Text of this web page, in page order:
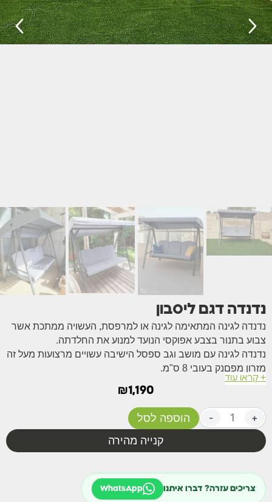
נדנדה דגם ליסבון
נדנדה לגינה המתאימה לגינה או למרפסת, העשויה ממתכת אשר
צבוע בתנור בצבע אפוקסי הנועד למנוע את החלדתה.
נדנדה לגינה עם מושב וגב ספסל הישיבה עשויים מרצועות מעל זה
מזרון מפםנק בעובי 8 ס"מ.
הנדנדה מגיעה עם גגון הצללה אותו ניתן לכוון כתלות בזווית השמש
על מנת להעניק הגנה בכל שעות היום.
נדנדה לגינה מגיעה בצבע: מסגרת צבע אפור כהה עם כריות
בצבע בג או אפור בהיר.
מידות
גובה: 183 ס"מ.
עומק: 120 ס"מ
+ קראו עוד
₪1,190
- +
הוספה לסל
קנייה מהירה
צריכים עזרה? דברו איתנו WhatsApp